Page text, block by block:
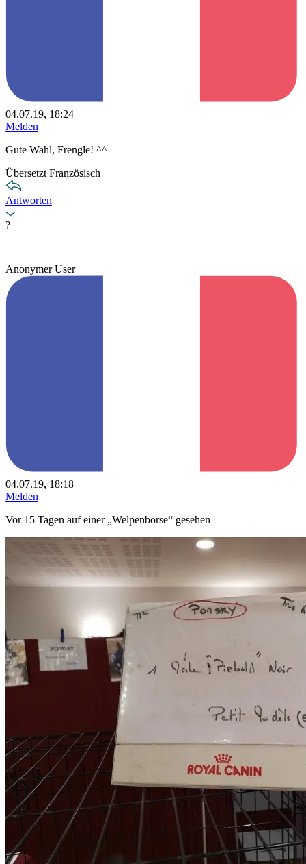
04.07.19, 18:24
Melden
Gute Wahl, Frengle! ^^
Übersetzt Französisch
Antworten
?
Anonymer User
04.07.19, 18:18
Melden
Vor 15 Tagen auf einer „Welpenbörse“ gesehen